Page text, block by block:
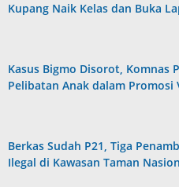
Kupang Naik Kelas dan Buka
Kasus Bigmo Disorot, Komnas
Pelibatan Anak dalam Promosi
Berkas Sudah P21, Tiga
Ilegal di Kawasan Taman